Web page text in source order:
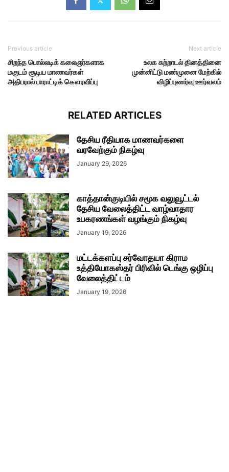
Previous article
சிறந்த பொல்லடிக் கலைஞர்களாக
மகுடம் சூடிய மாணவர்கள்
அதிபரால் பாராட்டிக் கௌரவிப்பு
Next article
உலக சுற்றாடல் தினத்தினை
முன்னிட்டு மண்முனை மேற்கில்
விழிப்புணர்வு ஊர்வலம்
RELATED ARTICLES
தேசிய ரீதியாக மாணவர்களை
வரவேற்கும் நிகழ்வு
January 29, 2026
காத்தான்குடியில் சமூக வலுவூட்டல்
தேசிய வேலைத்திட்ட வாழ்வாதார
உபகரணங்கள் வழங்கும் நிகழ்வு
January 19, 2026
மட்டக்களப்பு சர்வோதயா கிராம
உத்தியோகஸ்தர் பிரிவில் டெங்கு ஒழிப்பு
வேலைத்திட்டம்
January 19, 2026